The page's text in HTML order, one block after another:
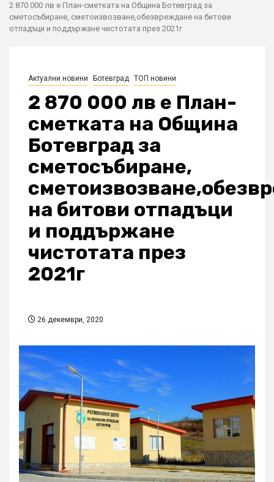
2 870 000 лв е План-сметката на Община Ботевград за
сметосъбиране, сметоизвозване,обезвреждане на битови
отпадъци и поддържане чистотата през 2021г
Актуални новини Ботевград ТОП новини
2 870 000 лв е План-
сметката на Община
Ботевград за
сметосъбиране,
на битови отпадъци
и поддържане
чистотата през
2021г
26 декември, 2020